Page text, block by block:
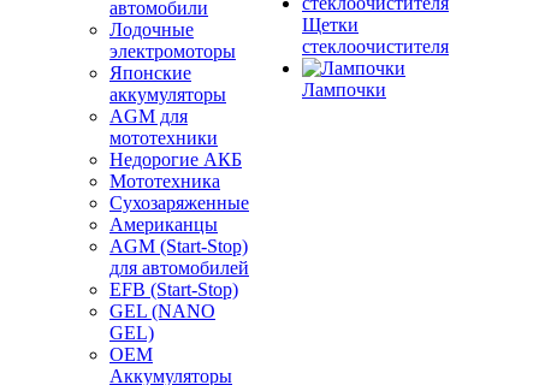
автомобили
Лодочные
электромоторы
Японские
аккумуляторы
AGM для
мототехники
Недорогие АКБ
Мототехника
Сухозаряженные
Американцы
AGM (Start-Stop)
для автомобилей
EFB (Start-Stop)
GEL (NANO
GEL)
OEM
Аккумуляторы
Щетки
стеклоочистителя
Лампочки